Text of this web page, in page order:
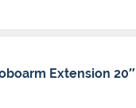
Extension 20″